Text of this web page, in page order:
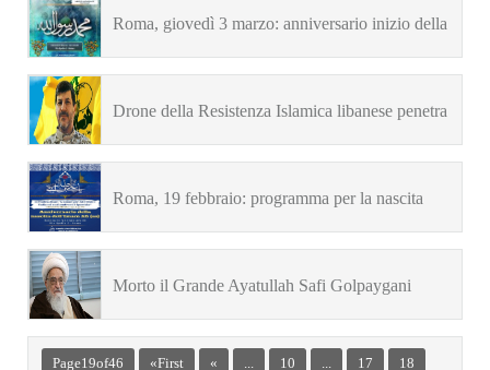
Roma, giovedì 3 marzo: anniversario inizio della
Drone della Resistenza Islamica libanese penetra
Roma, 19 febbraio: programma per la nascita
Morto il Grande Ayatullah Safi Golpaygani
Page 19 of 46 « First « ... 10 ... 17 18